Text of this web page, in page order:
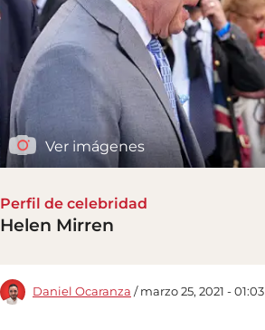
Ver imágenes
Perfil de celebridad
Helen Mirren
Daniel Ocaranza / marzo 25, 2021 - 01:03